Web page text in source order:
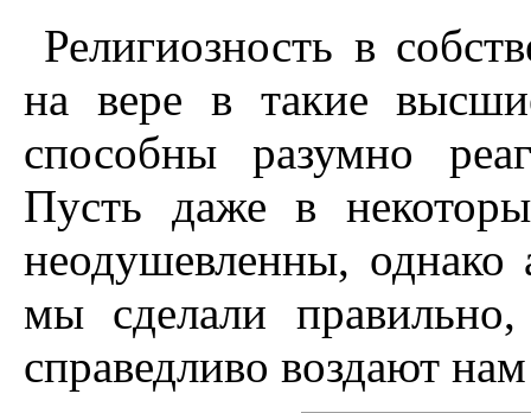
Религиозность в
на вере в такие
способны разумно
Пусть даже в
неодушевленны, однако
мы сделали
справедливо воздают